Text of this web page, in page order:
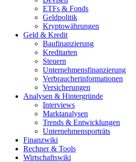
ETFs & Fonds
Geldpolitik
Kryptowährungen
Geld & Kredit
Baufinanzierung
Kreditarten
Steuern
Unternehmensfinanzierung
Verbraucherinformationen
Versicherungen
Analysen & Hintergründe
Interviews
Marktanalysen
Trends & Entwicklungen
Unternehmensporträts
Finanzwiki
Rechner & Tools
Wirtschaftswiki